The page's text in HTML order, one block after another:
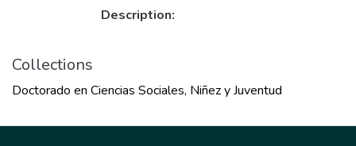
Description:
Collections
Doctorado en Ciencias Sociales, Niñez y Juventud